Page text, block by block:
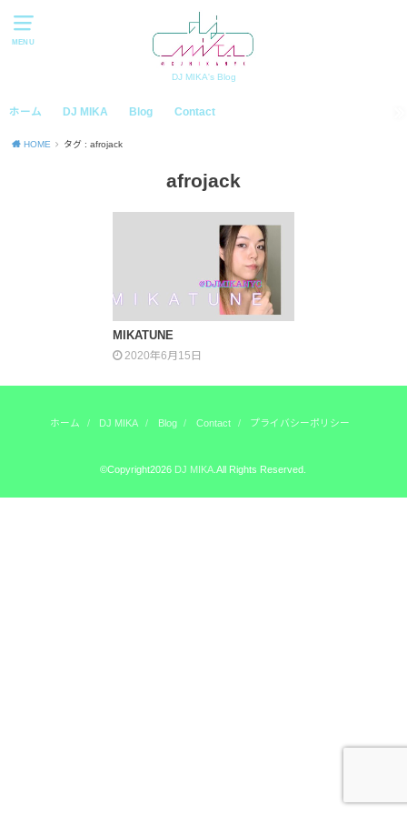
MENU
DJ MIKA's Blog
ホーム DJ MIKA Blog Contact
HOME タグ : afrojack
afrojack
MIKATUNE
2020年6月15日
ホーム DJ MIKA Blog Contact プライバシーポリシー
©Copyright2026 DJ MIKA .All Rights Reserved.